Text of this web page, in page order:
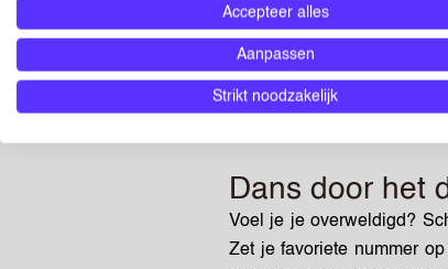
Kleine stapjes
Wanneer uitdagingen zich
Ga ze één voor één te lijf,
dat in de soep loopt,
Dans door het
Voel je je overweldigd?
Zet je favoriete nummer
Accepteer alles
Aanpassen
Strikt noodzakelijk